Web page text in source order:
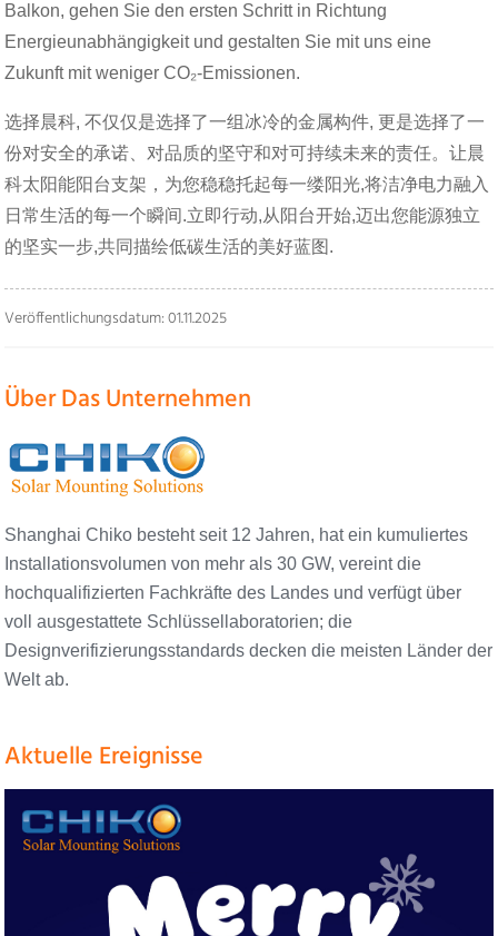
Balkon, gehen Sie den ersten Schritt in Richtung
Energieunabhängigkeit und gestalten Sie mit uns eine
Zukunft mit weniger CO₂-Emissionen.
选择晨科, 不仅仅是选择了一组冰冷的金属构件, 更是选择了一
份对安全的承诺、对品质的坚守和对可持续未来的责任。让晨
科太阳能阳台支架，为您稳稳托起每一缕阳光,将洁净电力融入
日常生活的每一个瞬间.立即行动,从阳台开始,迈出您能源独立
的坚实一步,共同描绘低碳生活的美好蓝图.
Veröffentlichungsdatum: 01.11.2025
Über Das Unternehmen
Shanghai Chiko besteht seit 12 Jahren, hat ein kumuliertes
Installationsvolumen von mehr als 30 GW, vereint die
hochqualifizierten Fachkräfte des Landes und verfügt über
voll ausgestattete Schlüssellaboratorien; die
Designverifizierungsstandards decken die meisten Länder der
Welt ab.
Aktuelle Ereignisse